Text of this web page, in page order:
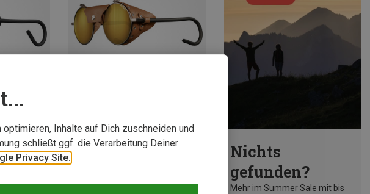
Du sparst 14%
Nichts
gefunden?
Mehr im Summer Sale mit bis
Inhalte auf Dich zuschneiden und
schließt ggf. die Verarbeitung Deiner
Privacy Site.